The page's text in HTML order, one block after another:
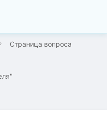
Страница вопроса